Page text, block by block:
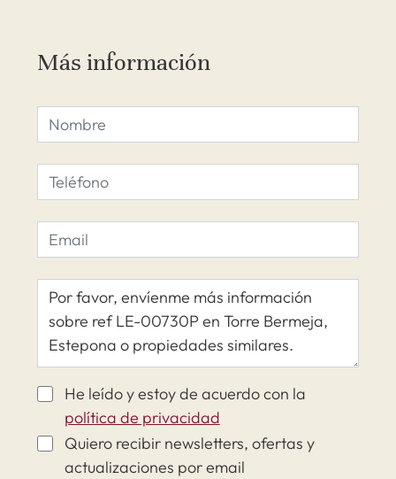
Más información
He leído y estoy de acuerdo con la
política de privacidad
Quiero recibir newsletters, ofertas y
actualizaciones por email